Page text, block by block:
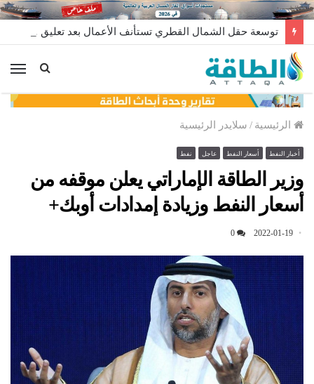
توسعة حقل الشمال القطري تستأنف الأعمال بعد تعليق مؤقت
الرئيسية / سلايدر الرئيسية
أخبار النفط أسعار النفط عاجل نفط
وزير الطاقة الإماراتي يعلن موقفه من
أسعار النفط وزيادة إمدادات أوبك+
2022-01-19
0